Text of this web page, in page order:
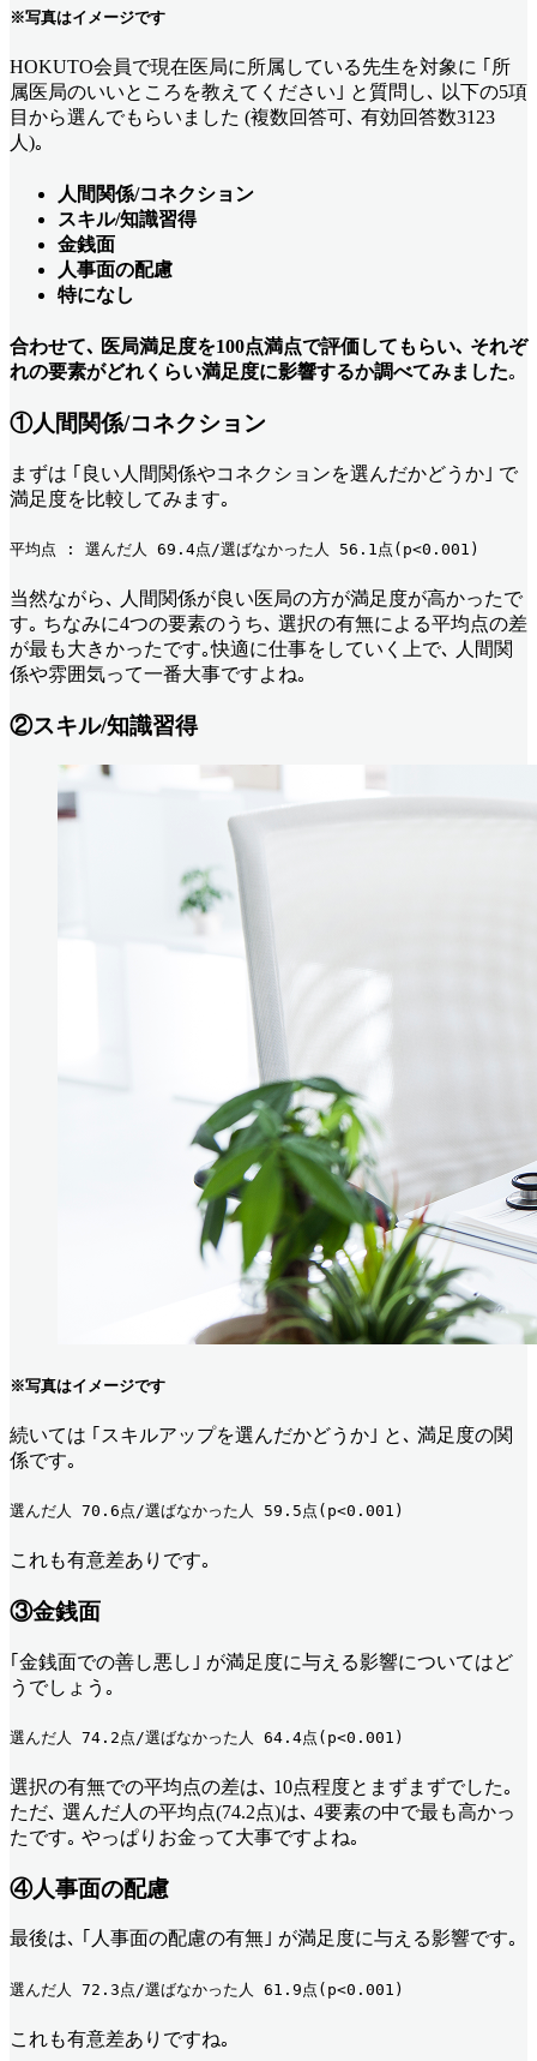
※写真はイメージです
HOKUTO会員で現在医局に所属している先生を対象に ｢所
属医局のいいところを教えてください｣ と質問し､ 以下の5項
目から選んでもらいました (複数回答可､ 有効回答数3123
人)｡
人間関係/コネクション
スキル/知識習得
金銭面
人事面の配慮
特になし
合わせて､ 医局満足度を100点満点で評価してもらい､ それぞ
れの要素がどれくらい満足度に影響するか調べてみました｡
①人間関係/コネクション
まずは ｢良い人間関係やコネクションを選んだかどうか｣ で
満足度を比較してみます｡
平均点 : 選んだ人 69.4点/選ばなかった人 56.1点(p<0.001)
当然ながら､ 人間関係が良い医局の方が満足度が高かったで
す｡ ちなみに4つの要素のうち､ 選択の有無による平均点の差
が最も大きかったです｡快適に仕事をしていく上で､ 人間関
係や雰囲気って一番大事ですよね｡
②スキル/知識習得
※写真はイメージです
続いては ｢スキルアップを選んだかどうか｣ と､ 満足度の関
係です｡
選んだ人 70.6点/選ばなかった人 59.5点(p<0.001)
これも有意差ありです｡
③金銭面
｢金銭面での善し悪し｣ が満足度に与える影響についてはど
うでしょう｡
選んだ人 74.2点/選ばなかった人 64.4点(p<0.001)
選択の有無での平均点の差は､ 10点程度とまずまずでした｡
ただ､ 選んだ人の平均点(74.2点)は､ 4要素の中で最も高かっ
たです｡ やっぱりお金って大事ですよね｡
④人事面の配慮
最後は､ ｢人事面の配慮の有無｣ が満足度に与える影響です｡
選んだ人 72.3点/選ばなかった人 61.9点(p<0.001)
これも有意差ありですね｡